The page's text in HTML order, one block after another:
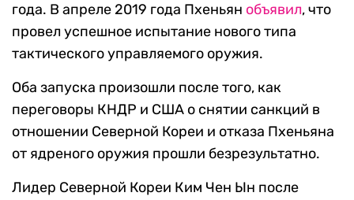
года. В апреле 2019 года Пхеньян объявил, что
провел успешное испытание нового типа
тактического управляемого оружия.
Оба запуска произошли после того, как
переговоры КНДР и США о снятии санкций в
отношении Северной Кореи и отказа Пхеньяна
от ядреного оружия прошли безрезультатно.
Лидер Северной Кореи Ким Чен Ын после